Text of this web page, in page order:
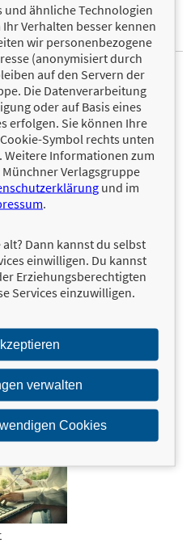
von Christian Jund gegründet.
an aktueller, aber auch
und Finanzliteratur im
Verlag bot anfangs vor
jedoch schon bald, auch
Mittlerweile hat sich das
und umfasst nicht nur Anlage-
bedeutenden Wirtschaftsgrößen
Der FinanzBuch Verlag gehört
Finanz- und
und ähnliche Technologien
Verhalten besser kennen
wir personenbezogene
(anonymisiert durch
auf den Servern der
Die Datenverarbeitung
oder auf Basis eines
erfolgen. Sie können Ihre
Symbol rechts unten
Weitere Informationen zum
Verlagsgruppe
und im
.
Dann kannst du selbst
einwilligen. Du kannst
Erziehungsberechtigten
Services einzuwilligen.
verwalten
Cookies